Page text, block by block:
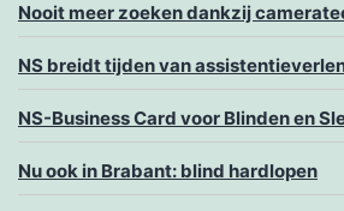
Nooit meer zoeken dankzij
NS breidt tijden van
NS-Business Card voor Blinden en
Nu ook in Brabant: blind hardlopen